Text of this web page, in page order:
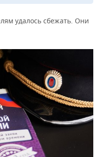
удалось сбежать. Они